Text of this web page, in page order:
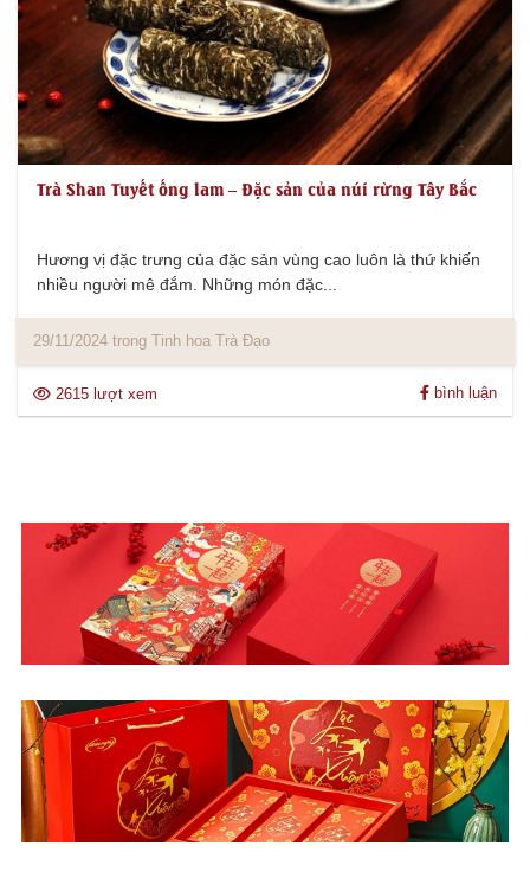
Trà Shan Tuyết ống lam – Đặc sản của núi rừng Tây Bắc
Hương vị đặc trưng của đặc sản vùng cao luôn là thứ khiến
nhiều người mê đắm. Những món đặc...
29/11/2024 trong Tinh hoa Trà Đạo
2615 lượt xem bình luận